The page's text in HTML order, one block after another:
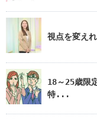
視点を変え
18～25歳限
特...